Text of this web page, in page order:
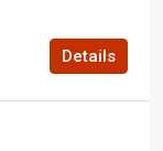
Details